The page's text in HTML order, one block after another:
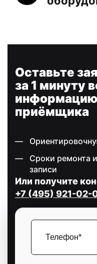
Оставьте
за 1 минуту
приёмщика
Сроки ремонта
записи
Или получите
+7 (495) 921-02-